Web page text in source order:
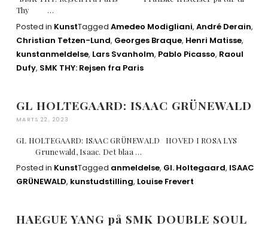
Thy …
Posted in KunstTagged Amedeo Modigliani, André Derain,
Christian Tetzen-Lund, Georges Braque, Henri Matisse,
kunstanmeldelse, Lars Svanholm, Pablo Picasso, Raoul
Dufy, SMK THY: Rejsen fra Paris
GL HOLTEGAARD: ISAAC GRÜNEWALD
MARTS 22, 2023
GL HOLTEGAARD: ISAAC GRÜNEWALD HOVED I ROSA LYS
Grunewald, Isaac. Det blaa …
Posted in KunstTagged anmeldelse, Gl. Holtegaard, ISAAC
GRÜNEWALD, kunstudstilling, Louise Frevert
HAEGUE YANG på SMK DOUBLE SOUL